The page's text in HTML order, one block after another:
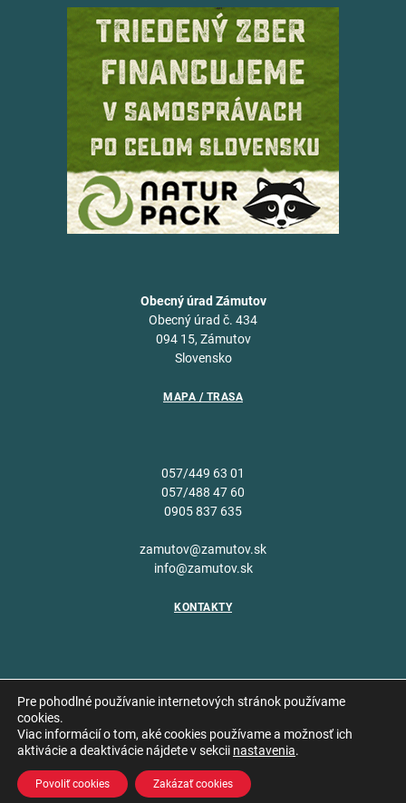
Obecný úrad Zámutov
Obecný úrad č. 434
094 15, Zámutov
Slovensko
MAPA / TRASA
057/449 63 01
057/488 47 60
0905 837 635
zamutov@zamutov.sk
info@zamutov.sk
KONTAKTY
Copyright © 2026 Obec
Pre pohodlné používanie internetových stránok používame
cookies.
Viac informácií o tom, aké cookies používame a možnosť ich
aktivácie a deaktivácie nájdete v sekcii nastavenia.
Povoliť cookies Zakázať cookies